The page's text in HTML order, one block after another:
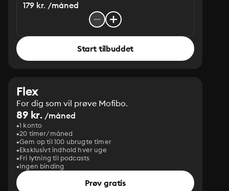
179 kr. /måned
Start tilbuddet
Flex
For dig som vil prøve Mofibo.
89 kr. /måned
1 konto
20 timer/måned
Gem op til 100 ubrugte timer
Eksklusivt indhold hver uge
Fri lytning til podcasts
Ingen binding
Prøv gratis